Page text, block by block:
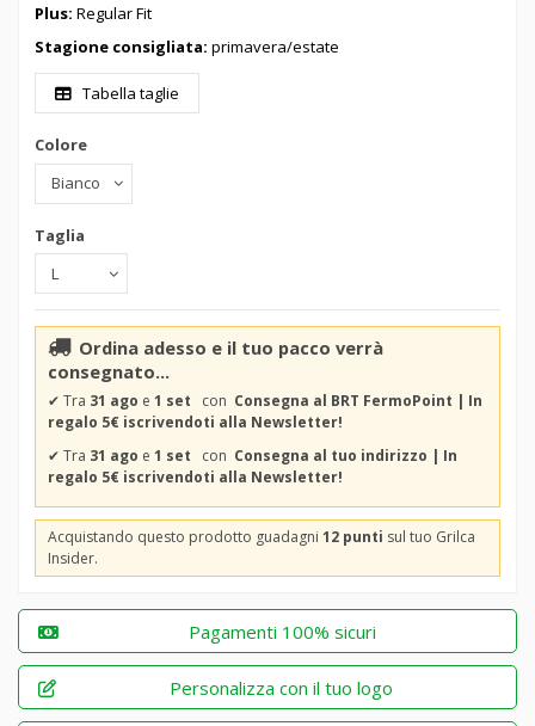
Plus: Regular Fit
Stagione consigliata: primavera/estate
Tabella taglie
Colore
Taglia
Ordina adesso e il tuo pacco verrà
consegnato...
✔ Tra 31 ago e 1 set con Consegna al BRT FermoPoint | In
regalo 5€ iscrivendoti alla Newsletter!
✔ Tra 31 ago e 1 set con Consegna al tuo indirizzo | In
regalo 5€ iscrivendoti alla Newsletter!
Acquistando questo prodotto guadagni 12 punti sul tuo Grilca
Insider.
Pagamenti 100% sicuri
Personalizza con il tuo logo